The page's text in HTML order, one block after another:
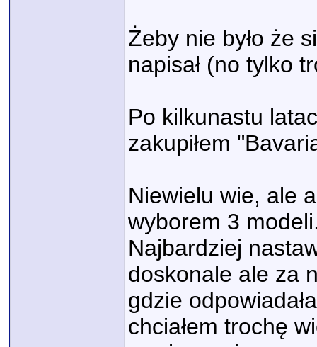
Żeby nie było że
napisał (no tylko
Po kilkunastu
zakupiłem
Niewielu wie, ale
wyborem 3
Najbardziej
doskonale ale za
gdzie
chciałem trochę